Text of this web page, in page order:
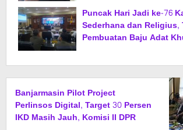
Puncak Hari Jadi ke-76
Sederhana dan Religius,
Pembuatan Baju Adat
Banjarmasin Pilot Project
Perlinsos Digital, Target 30 Persen
IKD Masih Jauh, Komisi II DPR